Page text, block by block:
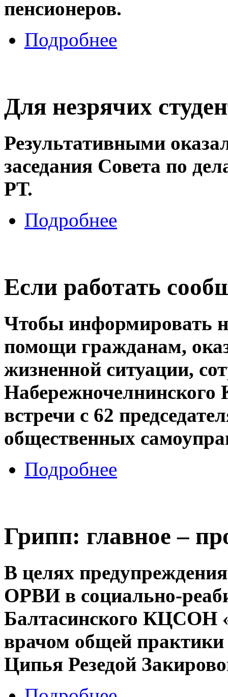
пенсионеров.
Подробнее
Для незрячих
Результативными
заседания Совета по
РТ.
Подробнее
Если работать
Чтобы информировать
помощи гражданам,
жизненной ситуации,
встречи с 62
общественных
Подробнее
Грипп: главное –
В целях
ОРВИ в социально-
Балтасинского КЦСОН
врачом общей практики
Ципья Резедой